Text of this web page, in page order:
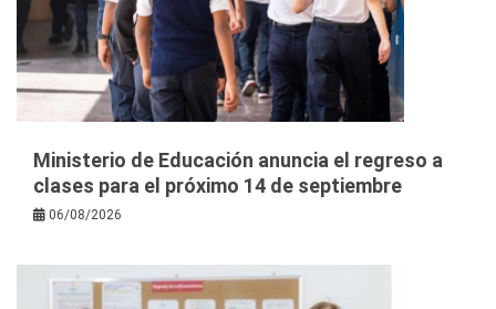
Ministerio de Educación anuncia el regreso a
clases para el próximo 14 de septiembre
06/08/2026